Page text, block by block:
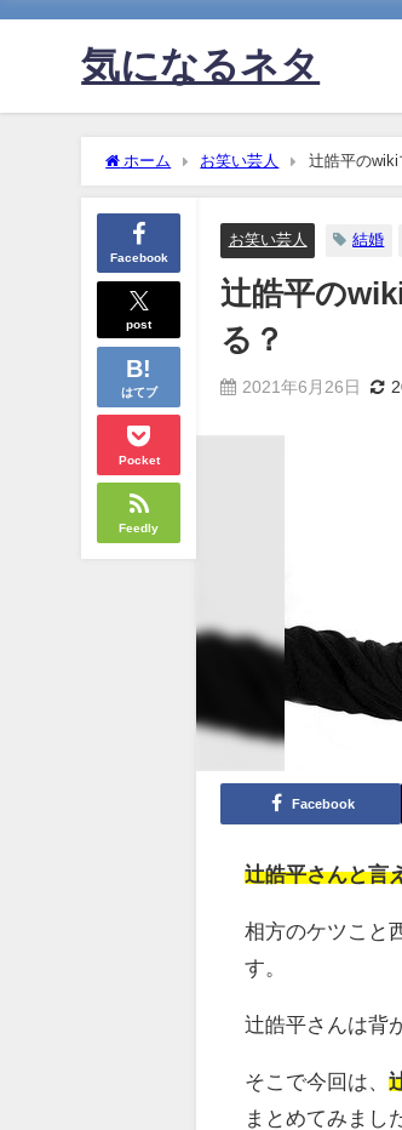
気になるネタ
ホーム お笑い芸人 辻皓平のwiki
Facebook
post
はてブ
Pocket
Feedly
お笑い芸人 結婚
辻皓平の
る？
2021年6月26日
Facebook
辻皓平さんと言
相方のケツこと
す。
辻皓平さんは背
そこで今回は、
まとめてみまし